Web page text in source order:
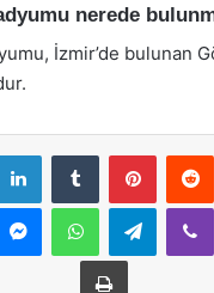
nerede
İzmir’de bulunan
LinkedInTumblr Pinterest
MessengerWhatsAppTelegram
Yazdır